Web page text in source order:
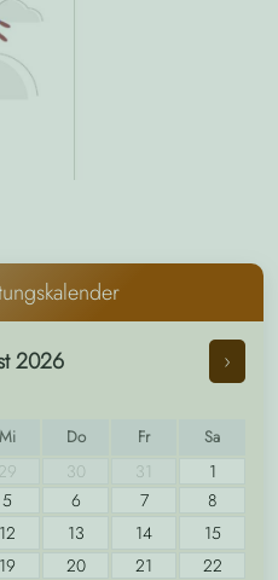
2026 ›
Mi Do Fr Sa
29 30 31
1
5 6 7
8
12 13 14
15
19 20 21
22